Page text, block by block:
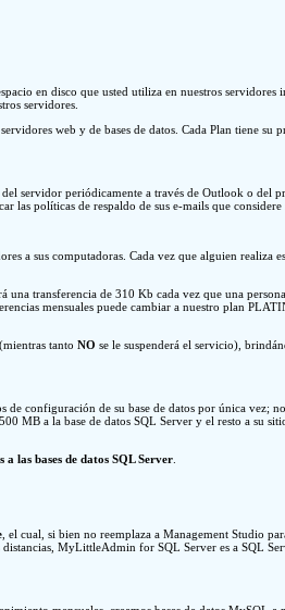
en disco que usted utiliza en nuestros servidores
servidores.
web y de bases de datos. Cada Plan tiene su
servidor periódicamente a través de Outlook o del
políticas de respaldo de sus e-mails que considere
a sus computadoras. Cada vez que alguien realiza
transferencia de 310 Kb cada vez que una
mensuales puede cambiar a nuestro plan
tanto NO se le suspenderá el servicio),
configuración de su base de datos por única vez;
MB a la base de datos SQL Server y el resto a su
a las bases de datos SQL Server
, el cual, si bien no reemplaza a Management Studio
MyLittleAdmin for SQL Server es a SQL